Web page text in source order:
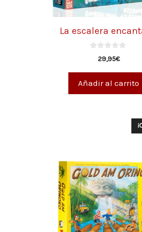
La escalera
29,95€
Añadir al carrito